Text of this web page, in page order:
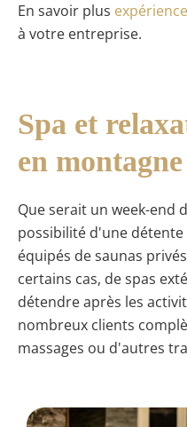
En savoir plus
à votre entreprise.
Spa et
en montagne
Que serait un week-end
possibilité d'une
équipés de saunas
certains cas, de spas
détendre après les
nombreux clients
massages ou d'autres